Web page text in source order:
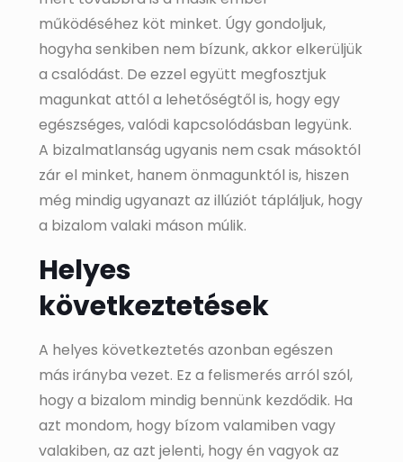
működéséhez köt minket. Úgy gondoljuk,
hogyha senkiben nem bízunk, akkor elkerüljük
a csalódást. De ezzel együtt megfosztjuk
magunkat attól a lehetőségtől is, hogy egy
egészséges, valódi kapcsolódásban legyünk.
A bizalmatlanság ugyanis nem csak másoktól
zár el minket, hanem önmagunktól is, hiszen
még mindig ugyanazt az illúziót tápláljuk, hogy
a bizalom valaki máson múlik.
Helyes
következtetések
A helyes következtetés azonban egészen
más irányba vezet. Ez a felismerés arról szól,
hogy a bizalom mindig bennünk kezdődik. Ha
azt mondom, hogy bízom valamiben vagy
valakiben, az azt jelenti, hogy én vagyok az